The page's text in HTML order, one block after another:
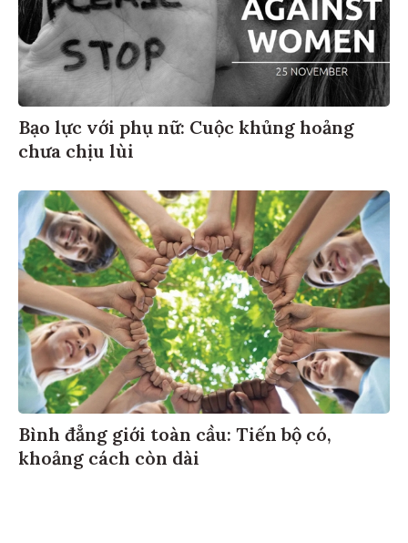
Bạo lực với phụ nữ: Cuộc khủng hoảng
chưa chịu lùi
Bình đẳng giới toàn cầu: Tiến bộ có,
khoảng cách còn dài